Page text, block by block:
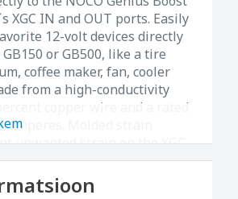
XGC IN and OUT ports. Easily
12-volt devices directly
or GB500, like a tire
coffee maker, fan, cooler
from a high-conductivity
copper wire and a rated
amperes. Molded strain
unwanted strain on the XGC